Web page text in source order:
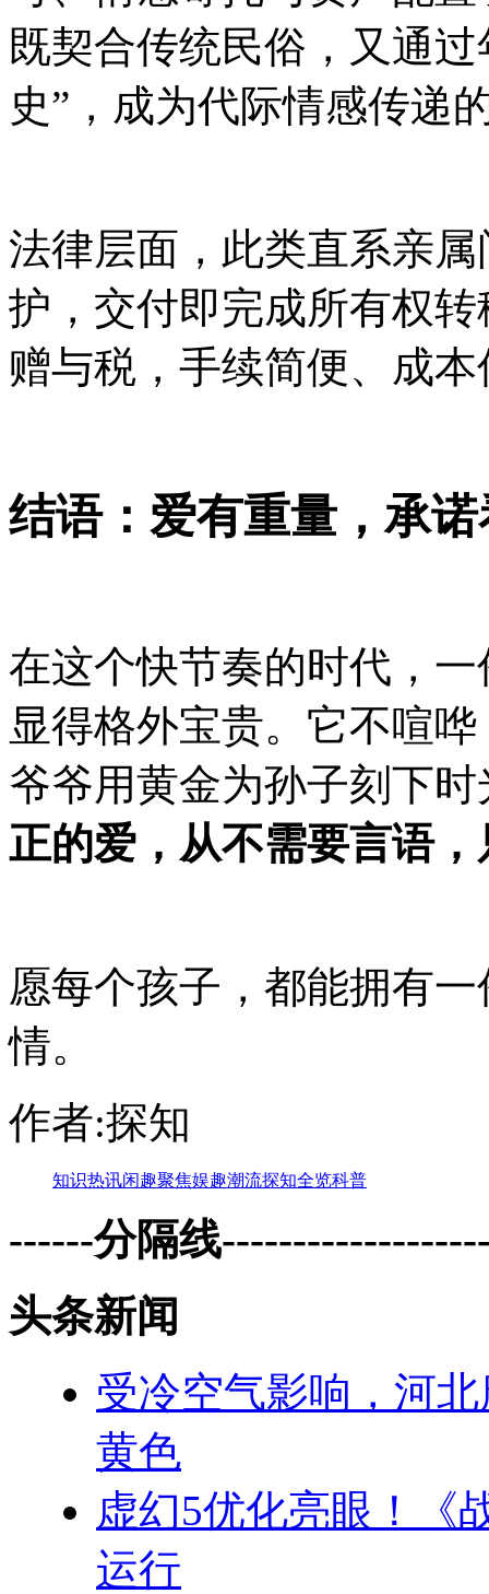
既契合传统民俗，又通
史”，成为代际情感传递
法律层面，此类直系亲
护，交付即完成所有权
赠与税，手续简便、成本
结语：爱有重量，承
在这个快节奏的时代，
显得格外宝贵。它不喧
爷爷用黄金为孙子刻下
正的爱，从不需要言语
愿每个孩子，都能拥有
情。
作者:探知
知识热讯闲趣聚焦娱趣潮流探知全览科普
------分隔线
头条新闻
受冷空气影响，河
黄色
虚幻5优化亮眼！《
运行